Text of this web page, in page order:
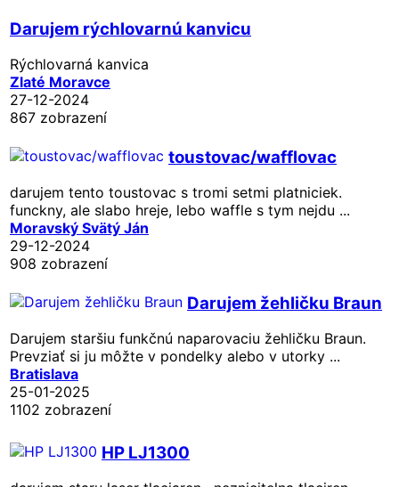
Darujem rýchlovarnú kanvicu
Rýchlovarná kanvica
Zlaté Moravce
27-12-2024
867 zobrazení
toustovac/wafflovac
darujem tento toustovac s tromi setmi platniciek.
funckny, ale slabo hreje, lebo waffle s tym nejdu ...
Moravský Svätý Ján
29-12-2024
908 zobrazení
Darujem žehličku Braun
Darujem staršiu funkčnú naparovaciu žehličku Braun.
Prevziať si ju môžte v pondelky alebo v utorky ...
Bratislava
25-01-2025
1102 zobrazení
HP LJ1300